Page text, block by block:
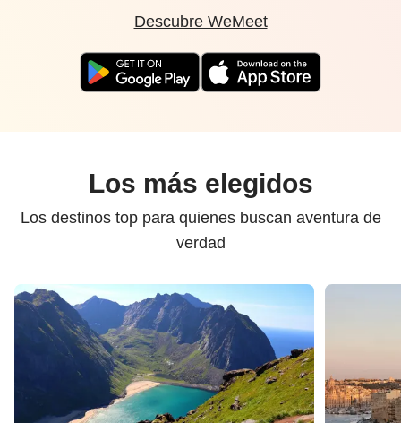
Descubre WeMeet
Los más elegidos
Los destinos top para quienes buscan aventura de
verdad